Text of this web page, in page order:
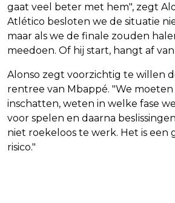
gaat veel beter met hem", zegt
Atlético besloten we de situatie
maar als we de finale zouden
meedoen. Of hij start, hangt af
Alonso zegt voorzichtig te willen
rentree van Mbappé. "We moeten
inschatten, weten in welke fase
voor spelen en daarna
niet roekeloos te werk. Het is een
risico."